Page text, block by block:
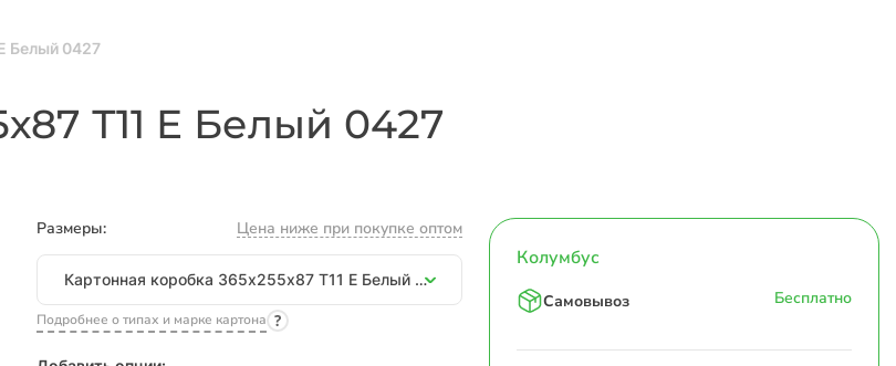
Белый 0427
Т11 E Белый 0427
Размеры: Цена ниже при покупке оптом
Размеры
Картонная коробка 365х255х87 Т11 E Белый 0427
Подробнее о типах и марке картона
Колумбус
Самовывоз Бесплатно